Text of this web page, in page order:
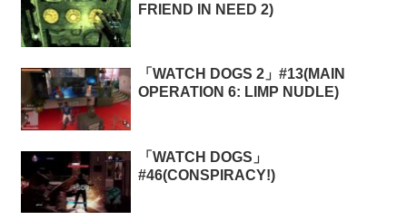
FRIEND IN NEED 2)
「WATCH DOGS 2」#13(MAIN
OPERATION 6: LIMP NUDLE)
「WATCH DOGS」
#46(CONSPIRACY!)